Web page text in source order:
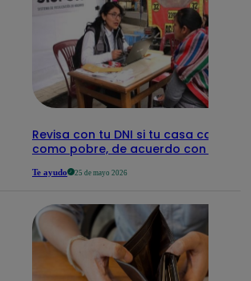
Revisa con tu DNI si tu casa califica
como pobre, de acuerdo con el Sisfoh
Te ayudo 25 de mayo 2026